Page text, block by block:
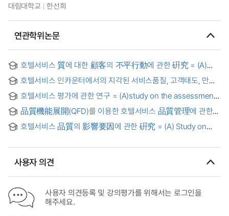
대림대학교 한선희
연관학위논문
호텔서비스 質에 대한 顧客의 不平行動에 관한 硏究 = (A)
hotel service quality
호텔서비스 인카운터에서의 지각된 서비스품질, 고객태도, 만족,
호텔서비스 평가에 관한 연구 = (A)study on the assessments
品質機能展開(QFD)를 이용한 호텔서비스 品質管理에 관한
硏究 = (A) Study on the Management of Hotel Service
Quality Using QFD(Quality Function Deployment)
호텔서비스 品質의 影響要因에 관한 硏究 = (A) Study on
사용자 의견
사용자 의견등록 및 강의평가를 위해서는 로그인을
해주세요.